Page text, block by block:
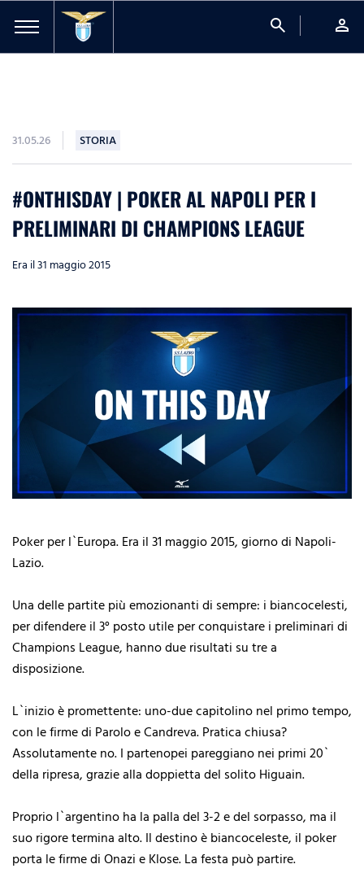
search person
31.05.26 STORIA
#ONTHISDAY | POKER AL NAPOLI PER I
PRELIMINARI DI CHAMPIONS LEAGUE
Era il 31 maggio 2015
Poker per l`Europa. Era il 31 maggio 2015, giorno di Napoli-
Lazio.
Una delle partite più emozionanti di sempre: i biancocelesti,
per difendere il 3° posto utile per conquistare i preliminari di
Champions League, hanno due risultati su tre a
disposizione.
L`inizio è promettente: uno-due capitolino nel primo tempo,
con le firme di Parolo e Candreva. Pratica chiusa?
Assolutamente no. I partenopei pareggiano nei primi 20`
della ripresa, grazie alla doppietta del solito Higuain.
Proprio l`argentino ha la palla del 3-2 e del sorpasso, ma il
suo rigore termina alto. Il destino è biancoceleste, il poker
porta le firme di Onazi e Klose. La festa può partire.